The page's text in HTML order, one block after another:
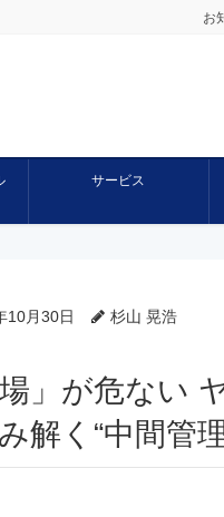
お
サービス
10月30日 杉山 晃浩
」が危ない
解く“中間管